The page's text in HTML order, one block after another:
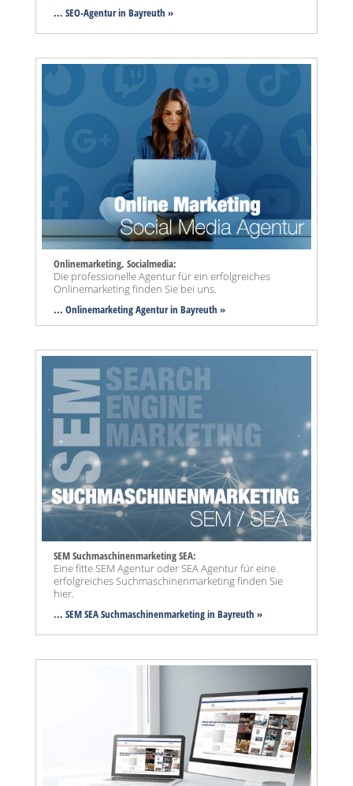
... SEO-Agenturin Bayreuth »
Onlinemarketing, Socialmedia:
Die professionelle Agentur für ein erfolgreiches
Onlinemarketing finden Sie bei uns.
... Onlinemarketing Agentur in Bayreuth »
SEM Suchmaschinenmarketing SEA:
Eine fitte SEM Agentur oder SEA Agentur für eine
erfolgreiches Suchmaschinenmarketing finden Sie
hier.
... SEM SEA Suchmaschinenmarketingin Bayreuth »